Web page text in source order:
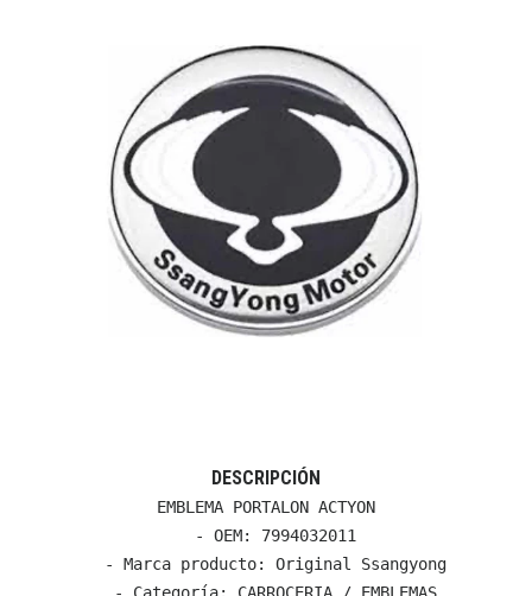
DESCRIPCIÓN
EMBLEMA PORTALON ACTYON
  - OEM: 7994032011
  - Marca producto: Original Ssangyong
  - Categoría: CARROCERIA / EMBLEMAS